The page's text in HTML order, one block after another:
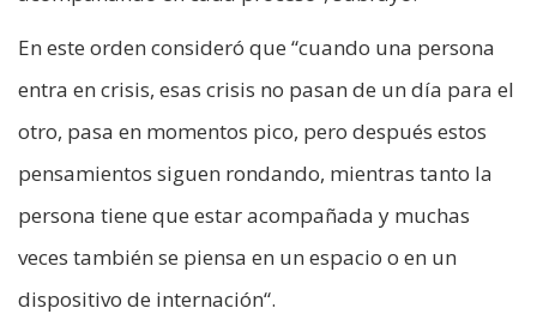
En este orden consideró que “cuando una persona
entra en crisis, esas crisis no pasan de un día para el
otro, pasa en momentos pico, pero después estos
pensamientos siguen rondando, mientras tanto la
persona tiene que estar acompañada y muchas
veces también se piensa en un espacio o en un
dispositivo de internación“.